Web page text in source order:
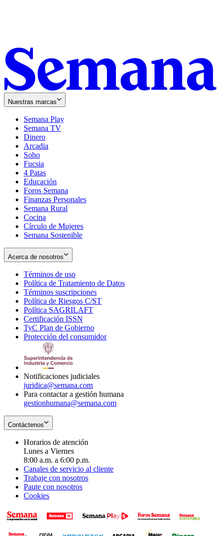
Nuestras marcas
Semana Play
Semana TV
Dinero
Arcadia
Soho
in
new
window
Fucsia
in
new
window
4 Patas
Educación
Foros Semana
Finanzas Personales
Semana Rural
Cocina
Círculo de Mujeres
Semana Sostenible
Acerca de nosotros
Términos de uso
in
new
window
Política de Tratamiento de Datos
Términos suscripciones
in
Política de Riesgos C/ST
Política SAGRILAFT
new
window
Certificación ISSN
in
new
TyC Plan de Gobierno
in
Protección del consumidorOpens
Notificaciones judiciales
juridica@semana.com
Para contactar a gestión humana
gestionhumana@semana.com
Contáctenos
Horarios de atención
Lunes a Viernes
8:00 a.m. a 6:00 p.m.
Canales de servicio al cliente
Trabaje con nosotros
Paute con nosotros
Cookies